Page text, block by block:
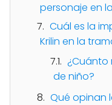
personaje en
Cuál es la
Krilin en la
¿Cuánto
de niño?
Qué opinan